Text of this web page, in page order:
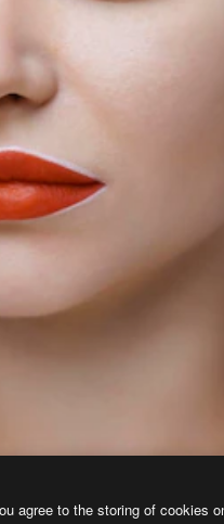
agree to the storing of cookies